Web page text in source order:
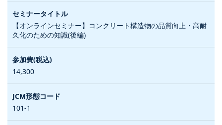
【オンラインセミナー】コンクリート構造物の品質向上・高耐
久化のための知識(後編)
14,300
101-1